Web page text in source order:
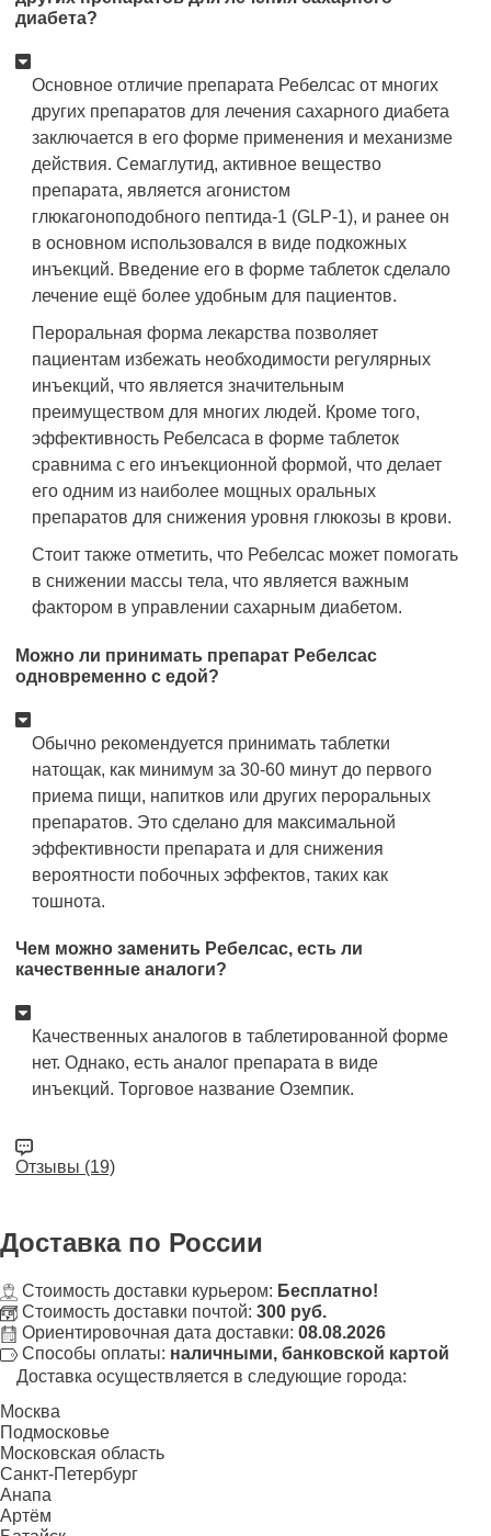
диабета?
Основное отличие препарата Ребелсас от многих
других препаратов для лечения сахарного диабета
заключается в его форме применения и механизме
действия. Семаглутид, активное вещество
препарата, является агонистом
глюкагоноподобного пептида-1 (GLP-1), и ранее он
в основном использовался в виде подкожных
инъекций. Введение его в форме таблеток сделало
лечение ещё более удобным для пациентов.
Пероральная форма лекарства позволяет
пациентам избежать необходимости регулярных
инъекций, что является значительным
преимуществом для многих людей. Кроме того,
эффективность Ребелсаса в форме таблеток
сравнима с его инъекционной формой, что делает
его одним из наиболее мощных оральных
препаратов для снижения уровня глюкозы в крови.
Стоит также отметить, что Ребелсас может помогать
в снижении массы тела, что является важным
фактором в управлении сахарным диабетом.
Можно ли принимать препарат Ребелсас
одновременно с едой?
Обычно рекомендуется принимать таблетки
натощак, как минимум за 30-60 минут до первого
приема пищи, напитков или других пероральных
препаратов. Это сделано для максимальной
эффективности препарата и для снижения
вероятности побочных эффектов, таких как
тошнота.
Чем можно заменить Ребелсас, есть ли
качественные аналоги?
Качественных аналогов в таблетированной форме
нет. Однако, есть аналог препарата в виде
инъекций. Торговое название Оземпик.
Отзывы (19)
Доставка по России
Стоимость доставки курьером: Бесплатно!
Стоимость доставки почтой: 300 руб.
Ориентировочная дата доставки: 08.08.2026
Способы оплаты: наличными, банковской картой
Доставка осуществляется в следующие города:
Москва
Подмосковье
Московская область
Санкт-Петербург
Анапа
Артём